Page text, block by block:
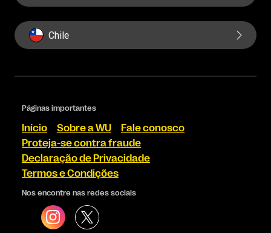
Chile
Páginas importantes
Início Sobre a WU
Fale conosco
Proteja-se contra fraude
Declaração de Privacidade
Termos e Condições
Nos encontre nas redes sociais